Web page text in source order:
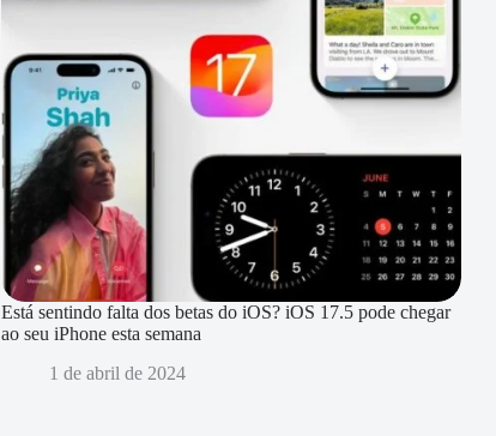
Está sentindo falta dos betas do iOS? iOS 17.5 pode chegar
ao seu iPhone esta semana
1 de abril de 2024